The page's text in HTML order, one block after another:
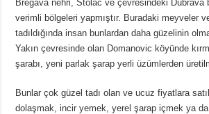
Bregava nehri, Stolac ve çevresindeki Dubrava
verimli bölgeleri yapmıştır. Buradaki meyveler
tadıldığında insan bunlardan daha güzelinin
Yakın çevresinde olan Domanovic köyünde
şarabı, yeni parlak şarap yerli üzümlerden
Bunlar çok güzel tadı olan ve ucuz fiyatlara
dolaşmak, incir yemek, yerel şarap içmek ya